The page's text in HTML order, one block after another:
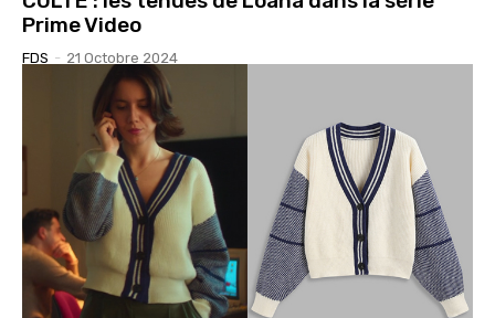
Prime Video
FDS - 21 Octobre 2024